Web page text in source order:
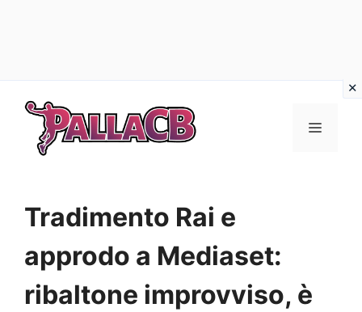
contenuto
Menu
Tradimento Rai e
approdo a Mediaset:
ribaltone improvviso, è